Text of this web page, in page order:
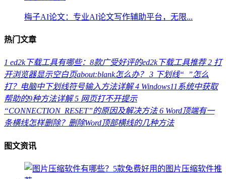
梅子AI论文：专业AI论文写作辅助平台，无限...
热门文章
1 ed2k下载工具有哪些：8款广受好评的ed2k下载工具推荐 2 打
开浏览器显示空白页about:blank怎么办？ 3 下划线“_”怎么
打？电脑中下划线符号输入方法详解 4 Windows11系统中获取
帮助的9种方法详解 5 网页打不开提示
“CONNECTION_RESET”的原因及解决方法 6 Word顶端有一
条横线怎样删除？删除Word顶部横线的几种方法
图文资讯